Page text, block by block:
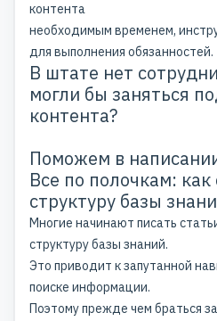
контента
необходимым временем,
для выполнения обязанностей.
В штате нет
могли бы заняться
контента?
Поможем в
Все по полочкам: как
структуру базы
Многие начинают писать
структуру базы знаний.
Это приводит к запутанной
поиске информации.
Поэтому прежде чем браться